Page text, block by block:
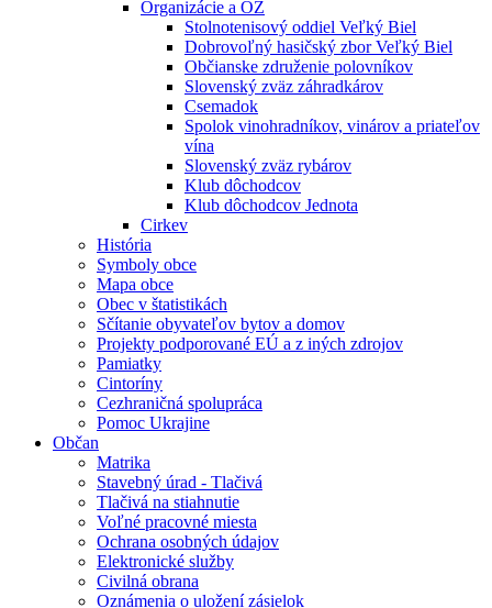
Organizácie a OZ
Stolnotenisový oddiel Veľký Biel
Dobrovoľný hasičský zbor Veľký Biel
Občianske združenie polovníkov
Slovenský zväz záhradkárov
Csemadok
Spolok vinohradníkov, vinárov a priateľov
vína
Slovenský zväz rybárov
Klub dôchodcov
Klub dôchodcov Jednota
Cirkev
História
Symboly obce
Mapa obce
Obec v štatistikách
Sčítanie obyvateľov bytov a domov
Projekty podporované EÚ a z iných zdrojov
Pamiatky
Cintoríny
Cezhraničná spolupráca
Pomoc Ukrajine
Občan
Matrika
Stavebný úrad - Tlačivá
Tlačivá na stiahnutie
Voľné pracovné miesta
Ochrana osobných údajov
Elektronické služby
Civilná obrana
Oznámenia o uložení zásielok